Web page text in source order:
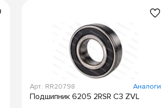
Арт.: RR20798 Аналоги
Подшипник 6205 2RSR C3 ZVL